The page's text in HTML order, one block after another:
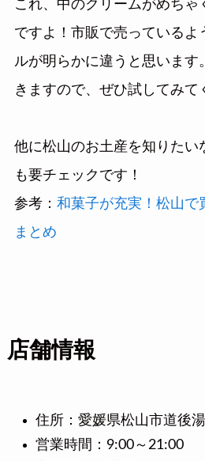
これ、中のクリームがめちゃ
ですよ！市販で売っているよ
ルが明らかに違うと思います
きますので、ぜひ試してみて
他に松山のお土産を知りたい
も要チェックです！
参考： 和菓子が充実！松山で
まとめ
店舗情報
住所：愛媛県松山市道後
営業時間：9:00～21:00